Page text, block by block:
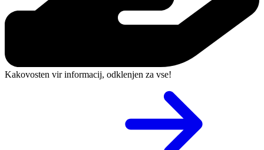
Kakovosten vir informacij, odklenjen za vse!